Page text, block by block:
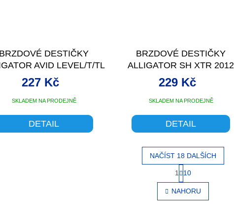
DESTIČKY
AVID LEVEL/T/TL
ORGANIC
SKLADEM NA PRODEJNĚ
227 Kč
DETAIL
BRZDOVÉ DESTIČKY
ALLIGATOR SH XTR 2012
ORGANICKÉ
SKLADEM NA PRODEJNĚ
229 Kč
DETAIL
O
v
NAČÍST 18 DALŠÍCH
S
t
r
á
1 10
NAHORU